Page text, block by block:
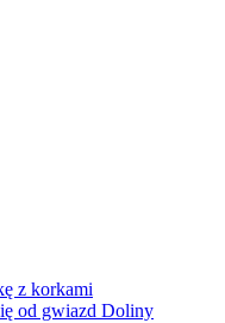
z korkami
od gwiazd Doliny